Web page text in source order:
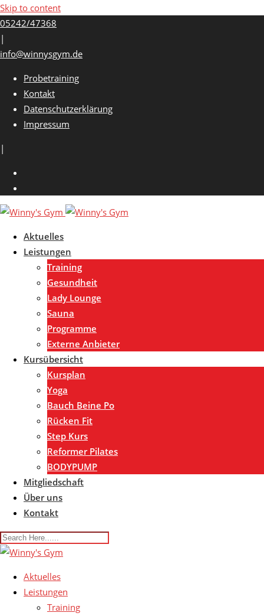
Skip to content
05242/47368
|
info@winnysgym.de
Probetraining
Kontakt
Datenschutzerklärung
Impressum
|
Aktuelles
Leistungen
Training
Gesundheit
Lady Lounge
Sauna
Programme
Externe Anbieter
Kursübersicht
Kursplan
Yoga
Bauch Beine Po
Rücken Fit
Step Kurs
Reformer Pilates
BODYPUMP
Mitgliedschaft
Über uns
Kontakt
Aktuelles
Leistungen
Training